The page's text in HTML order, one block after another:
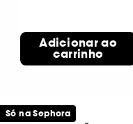
Adicionar ao
carrinho
Só na Sephora